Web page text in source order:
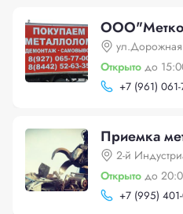
ул.Дорожная
Открыто до
+7 (961) 061-
Приемка
2-й
Открыто до
+7 (995)